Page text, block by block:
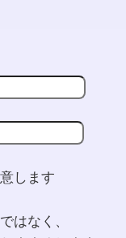
します
はなく、